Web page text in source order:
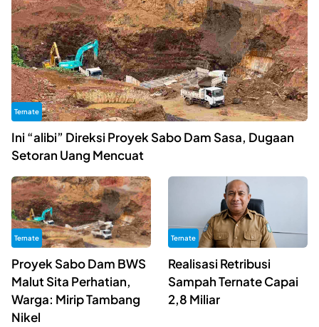
Ternate
Ini “alibi” Direksi Proyek Sabo Dam Sasa, Dugaan
Setoran Uang Mencuat
Ternate
Proyek Sabo Dam BWS
Malut Sita Perhatian,
Warga: Mirip Tambang
Nikel
Ternate
Realisasi Retribusi
Sampah Ternate Capai
2,8 Miliar